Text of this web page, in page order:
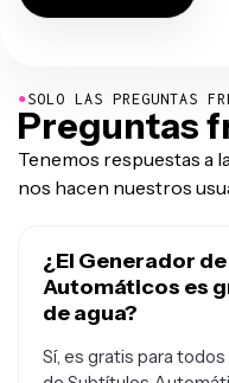
●SOLO LAS PREGUNTAS
Preguntas
Tenemos respuestas a
nos hacen nuestros
¿El Generador
Automáticos es
de agua?
Sí, es gratis para